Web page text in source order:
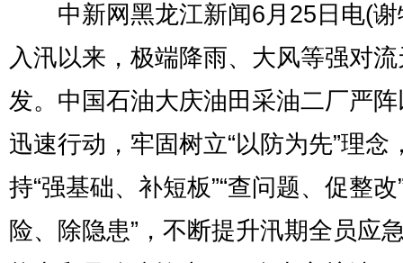
中新网黑龙江新闻6月25日电(谢
入汛以来，极端降雨、大风等强对
发。中国石油大庆油田采油二厂严
迅速行动，牢固树立“以防为先”理念
持“强基础、补短板”“查问题、促整改
险、除隐患”，不断提升汛期全员应